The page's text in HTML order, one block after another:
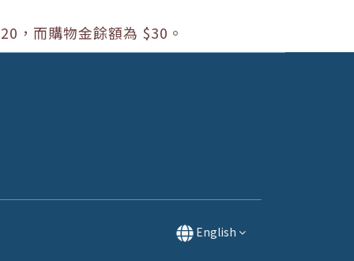
，而購物金餘額為 $30 。
English